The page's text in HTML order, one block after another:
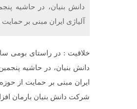
دانش بنیان، در حاشیه
آلیاژی ایران مبنی بر
خلاقیت : در راستای بومی
دانش بنیان، در حاشیه
ایران مبنی بر حمایت از
شرکت دانش بنیان بارمان افزار فیدار به ارزش